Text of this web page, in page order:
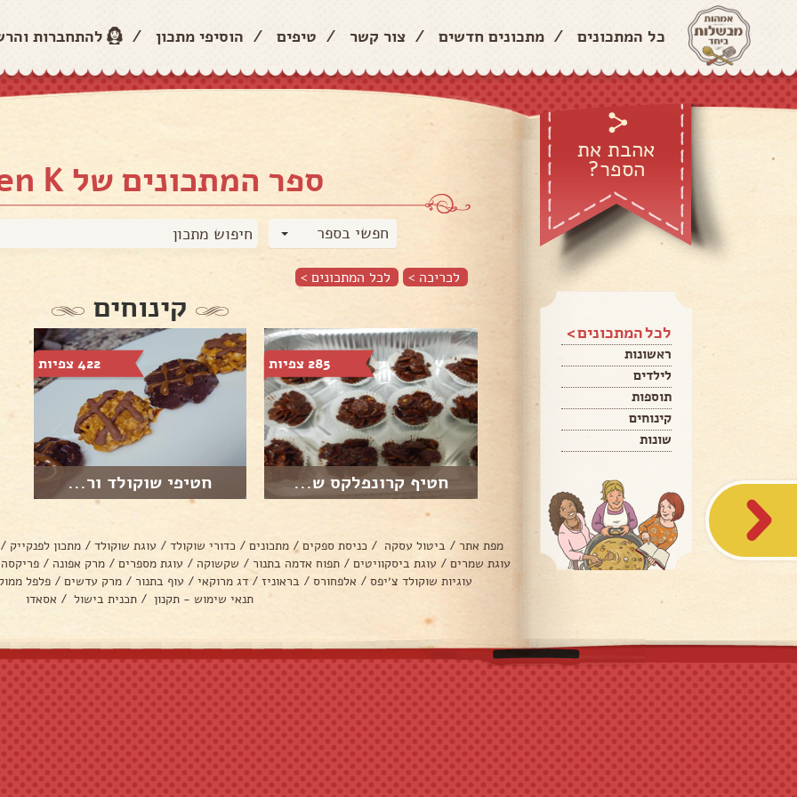
כל המתכונים / מתכונים חדשים / צור קשר / טיפים / הוסיפי מתכון / להתחברות
אהבת את
הספר?
לכל המתכונים >
ראשונות
לילדים
תוספות
קינוחים
שונות
ספר המתכונים של Eden K
חפשי בספר
לכריכה > לכל המתכונים >
קינוחים
285 צפיות
חטיף קרונפלקס ש...
422 צפיות
חטיפי שוקולד ור...
מפת אתר / ביטול עסקה / כניסת ספקים / מתכונים / כדורי שוקולד / עוגת שוקולד / מתכון לפנקייק /
עוגת שמרים / עוגת ביסקוויטים / תפוח אדמה בתנור / שקשוקה / עוגת מספרים / מרק אפונה / פריקסה
עוגיות שוקולד צ׳יפס / אלפחורס / בראוניז / דג מרוקאי / עוף בתנור / מרק עדשים / פלפל
תנאי שימוש - תקנון / תכנית בישול / אסאדו